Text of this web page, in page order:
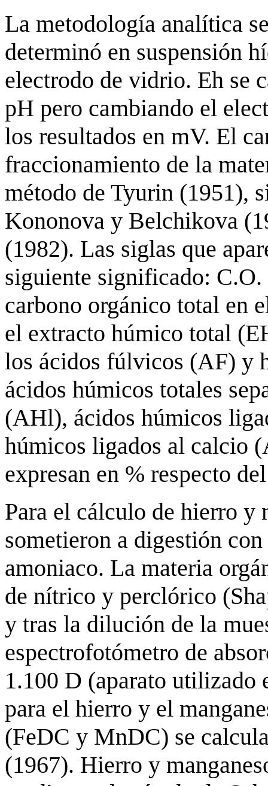
La metodología analítica
determinó en suspensión
electrodo de vidrio. Eh se
pH pero cambiando el
los resultados en mV. El
fraccionamiento de la
método de Tyurin (1951),
Kononova y Belchikova
(1982). Las siglas que
siguiente significado:
carbono orgánico total en
el extracto húmico total
los ácidos fúlvicos (AF) y
ácidos húmicos totales
(AHl), ácidos húmicos
húmicos ligados al calcio
expresan en % respecto
Para el cálculo de hierro y
sometieron a digestión
amoniaco. La materia
de nítrico y perclórico
y tras la dilución de la
espectrofotómetro de
1.100 D (aparato utilizado
para el hierro y el
(FeDC y MnDC) se
(1967). Hierro y